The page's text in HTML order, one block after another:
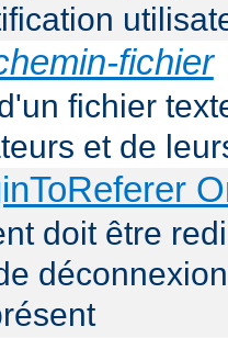
fichier
fichier
et de
doit être